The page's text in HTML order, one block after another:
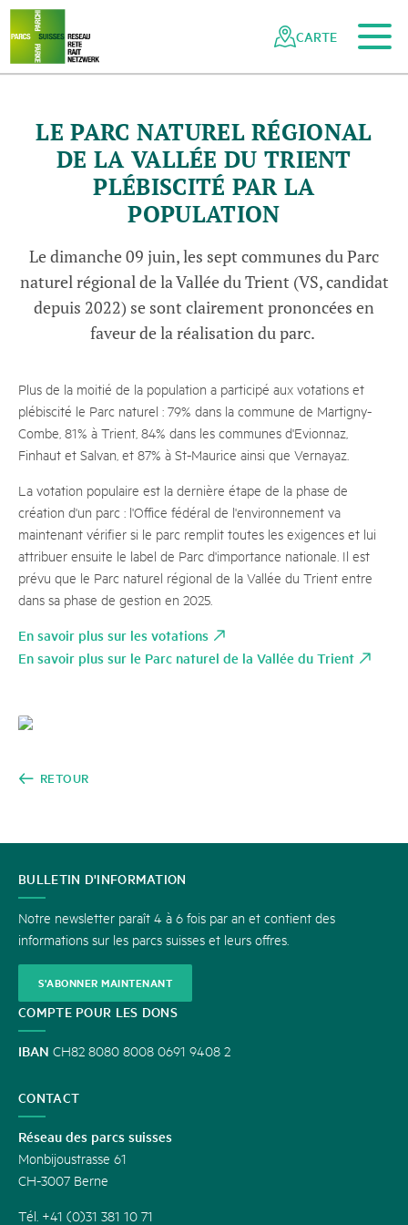
Naviguer
dans
réseau
suisses
Navigation
rapide
Vers le contenu principal
Vers la navigation mobile
Vers la recherche
Vers la zone des pieds
Vers le plan du site
CARTE
LE PARC NATUREL RÉGIONAL
DE LA VALLÉE DU TRIENT
PLÉBISCITÉ PAR LA
POPULATION
Le dimanche 09 juin, les sept communes du Parc
naturel régional de la Vallée du Trient (VS, candidat
depuis 2022) se sont clairement prononcées en
faveur de la réalisation du parc.
Plus de la moitié de la population a participé aux votations et
plébiscité le Parc naturel : 79% dans la commune de Martigny-
Combe, 81% à Trient, 84% dans les communes d'Evionnaz,
Finhaut et Salvan, et 87% à St-Maurice ainsi que Vernayaz.
La votation populaire est la dernière étape de la phase de
création d'un parc : l'Office fédéral de l'environnement va
maintenant vérifier si le parc remplit toutes les exigences et lui
attribuer ensuite le label de Parc d'importance nationale. Il est
prévu que le Parc naturel régional de la Vallée du Trient entre
dans sa phase de gestion en 2025.
En savoir plus sur les votations
En savoir plus sur le Parc naturel de la Vallée du Trient
RETOUR
CONTACT
BULLETIN D'INFORMATION
Notre newsletter paraît 4 à 6 fois par an et contient des
informations sur les parcs suisses et leurs offres.
S'ABONNER MAINTENANT
COMPTE POUR LES DONS
IBAN CH82 8080 8008 0691 9408 2
CONTACT
Réseau des parcs suisses
Monbijoustrasse 61
CH-3007 Berne
Tél. +41 (0)31 381 10 71